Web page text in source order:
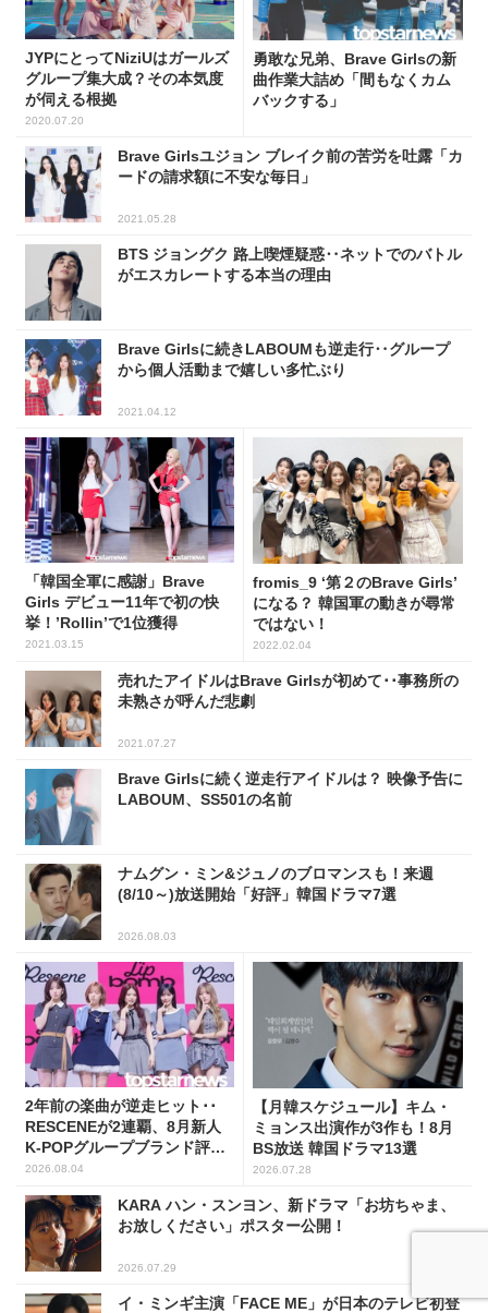
JYPにとってNiziUはガールズ
グループ集大成？その本気度
が伺える根拠
2020.07.20
勇敢な兄弟、Brave Girlsの新
曲作業大詰め「間もなくカム
バックする」
Brave Girlsユジョン ブレイク前の苦労を吐露「カ
ードの請求額に不安な毎日」
2021.05.28
BTS ジョングク 路上喫煙疑惑‥ネットでのバトル
がエスカレートする本当の理由
Brave Girlsに続きLABOUMも逆走行‥グループ
から個人活動まで嬉しい多忙ぶり
2021.04.12
「韓国全軍に感謝」Brave
Girls デビュー11年で初の快
挙！’Rollin’で1位獲得
2021.03.15
fromis_9 ‘第２のBrave Girls’
になる？ 韓国軍の動きが尋常
ではない！
2022.02.04
売れたアイドルはBrave Girlsが初めて･･事務所の
未熟さが呼んだ悲劇
2021.07.27
Brave Girlsに続く逆走行アイドルは？ 映像予告に
LABOUM、SS501の名前
ナムグン・ミン&ジュノのブロマンスも！来週
(8/10～)放送開始「好評」韓国ドラマ7選
2026.08.03
2年前の楽曲が逆走ヒット･･
RESCENEが2連覇、8月新人
K-POPグループブランド評判
トップ5
2026.08.04
【月韓スケジュール】キム・
ミョンス出演作が3作も！8月
BS放送 韓国ドラマ13選
2026.07.28
KARA ハン・スンヨン、新ドラマ「お坊ちゃま、
お放しください」ポスター公開！
2026.07.29
イ・ミンギ主演「FACE ME」が日本のテレビ初登